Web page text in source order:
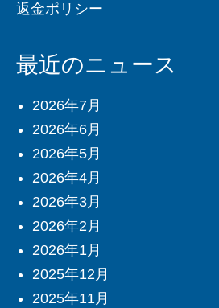
返金ポリシー
最近のニュース
2026年7月
2026年6月
2026年5月
2026年4月
2026年3月
2026年2月
2026年1月
2025年12月
2025年11月